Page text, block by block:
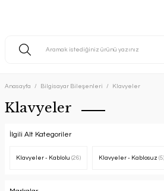
Anasayfa Bilgisayar Bileşenleri Klavyeler
Klavyeler
İlgili Alt Kategoriler
Klavyeler - Kablolu (26) Klavyeler - Kablosuz (5)